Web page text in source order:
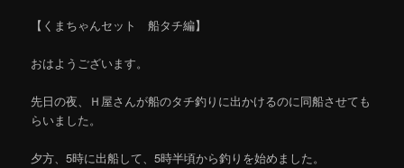
【くまちゃんセット 船タチ編】
おはようございます。
先日の夜、Ｈ屋さんが船のタチ釣りに出かけるのに同船させても
らいました。
夕方、5時に出船して、5時半頃から釣りを始めました。